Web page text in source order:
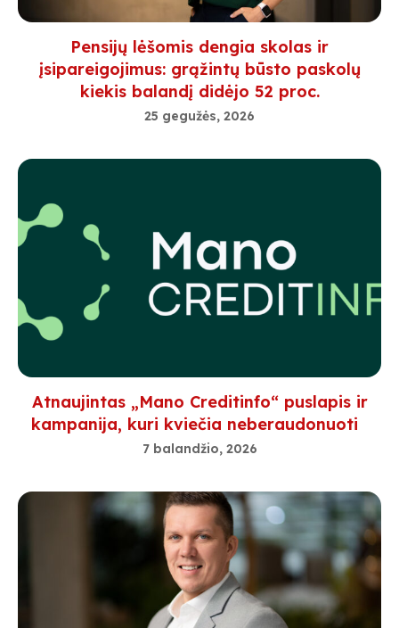
Pensijų lėšomis dengia skolas ir
įsipareigojimus: grąžintų būsto paskolų
kiekis balandį didėjo 52 proc.
25 gegužės, 2026
Atnaujintas „Mano Creditinfo“ puslapis ir
kampanija, kuri kviečia neberaudonuoti
7 balandžio, 2026